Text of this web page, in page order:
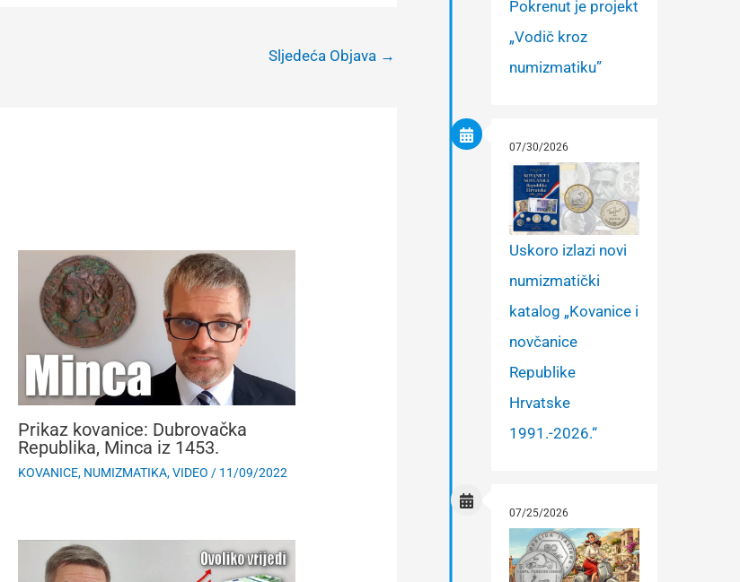
Sljedeća Objava →
Prikaz kovanice: Dubrovačka
Republika, Minca iz 1453.
KOVANICE, NUMIZMATIKA,VIDEO / 11/09/2022
Pokrenut je projekt
„Vodič kroz
numizmatiku”
07/30/2026
Uskoro izlazi novi
numizmatički
katalog „Kovanice i
novčanice
Republike
Hrvatske
1991.-2026.“
07/25/2026